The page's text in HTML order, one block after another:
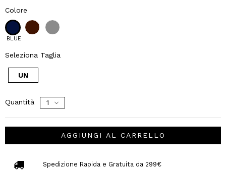
Colore
BLUE
Seleziona Taglia
UN
Quantità
AGGIUNGI AL CARRELLO
Spedizione Rapida e Gratuita da 299€